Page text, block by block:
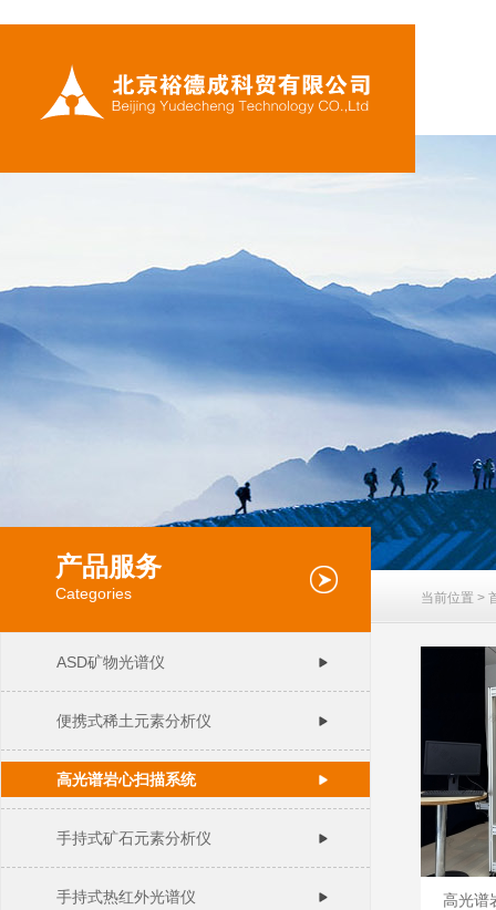
产品服务
Categories
ASD矿物光谱仪
便携式稀土元素分析仪
高光谱岩心扫描系统
手持式矿石元素分析仪
手持式热红外光谱仪
当前位置 >
高光谱